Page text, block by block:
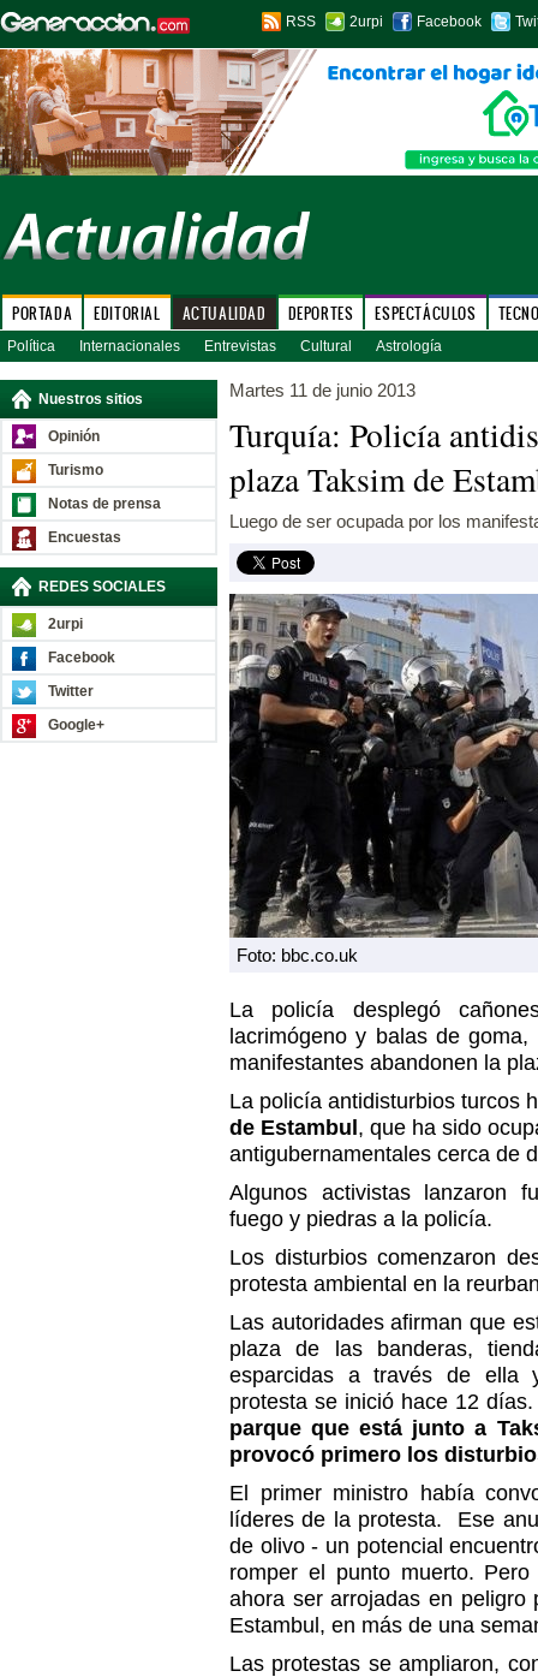
RSS 2urpi Facebook
PORTADA EDITORIAL ACTUALIDAD DEPORTES ESPECTÁCULOS
Política Internacionales Entrevistas Cultural Astrología
Nuestros sitios
Opinión
Turismo
Notas de prensa
Encuestas
REDES SOCIALES
2urpi
Facebook
Twitter
Google+
Martes 11 de junio 2013
Turquía: Policía
plaza Taksim de
Luego de ser ocupada por los
Foto: bbc.co.uk
La policía desplegó
lacrimógeno y balas de
manifestantes abandonen la
La policía antidisturbios turcos
de Estambul , que ha sido
antigubernamentales cerca de
Algunos activistas lanzaron
fuego y piedras a la policía.
Los disturbios comenzaron
protesta ambiental en la
Las autoridades afirman que
plaza de las banderas,
esparcidas a través de ella
protesta se inició hace 12
parque que está junto a
provocó primero los
El primer ministro había
líderes de la protesta.
Ese
de olivo - un potencial
romper el punto muerto.
ahora ser arrojadas en
Estambul, en más de una
Las protestas se ampliaron,